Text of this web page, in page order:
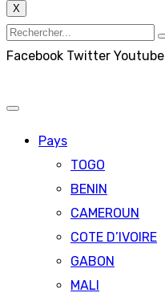
X
Facebook Twitter Youtube
Pays
TOGO
BENIN
CAMEROUN
COTE D’IVOIRE
GABON
MALI